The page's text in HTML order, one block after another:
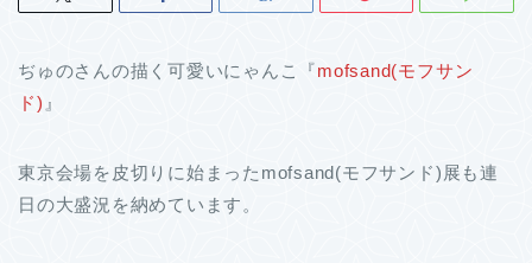
ぢゅのさんの描く可愛いにゃんこ『mofsand(モフサン
ド) 』
東京会場を皮切りに始まったmofsand(モフサンド)展も連
日の大盛況を納めています。